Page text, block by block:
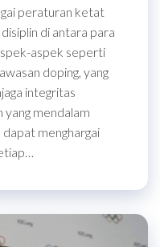
peraturan ketat
di antara para
aspek seperti
doping, yang
integritas
yang mendalam
menghargai